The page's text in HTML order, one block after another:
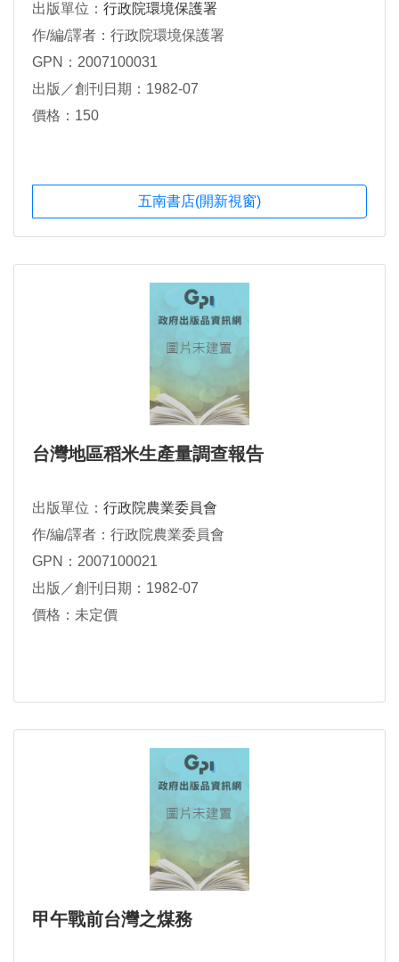
出版單位： 行政院環境保護署
作/編/譯者：行政院環境保護署
GPN：2007100031
出版／創刊日期：1982-07
價格：150
五南書店(開新視窗)
台灣地區稻米生產量調查報告
出版單位： 行政院農業委員會
作/編/譯者：行政院農業委員會
GPN：2007100021
出版／創刊日期：1982-07
價格：未定價
甲午戰前台灣之煤務